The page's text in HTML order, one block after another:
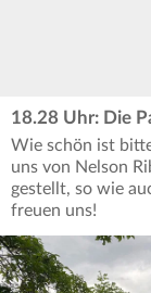
18.28 Uhr: Die
Wie schön ist
uns von Nelson
gestellt, so wie
freuen uns!